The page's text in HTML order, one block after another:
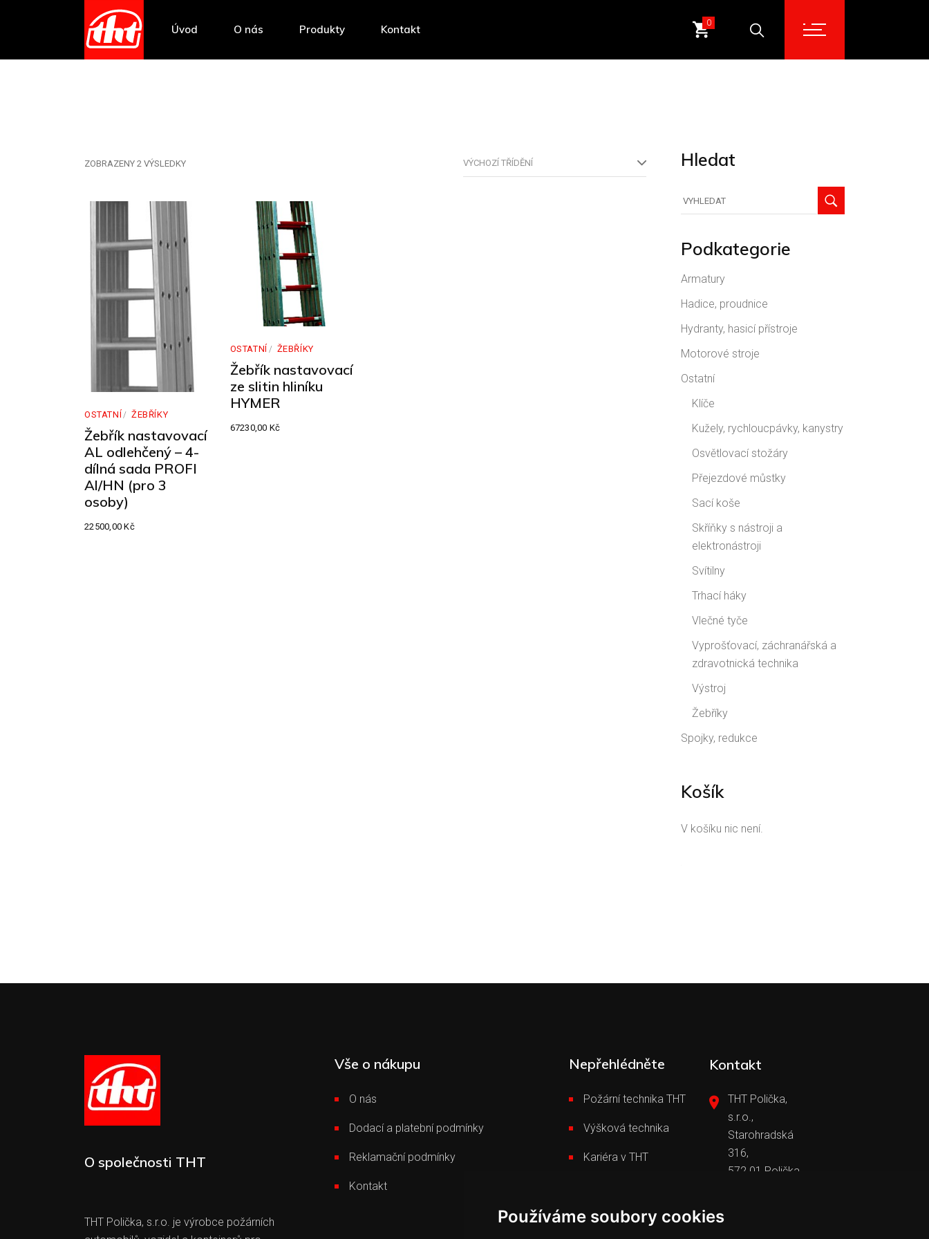
Používáme soubory cookies
Úvod O nás Produkty Kontakt 0
ZOBRAZENY 2 VÝSLEDKY VÝCHOZÍ TŘÍDĚNÍ
OSTATNÍ ŽEBŘÍKY
Žebřík nastavovací
AL odlehčený – 4-
dílná sada PROFI
Al/HN (pro 3
osoby)
22500,00Kč
OSTATNÍ ŽEBŘÍKY
Žebřík nastavovací
ze slitin hliníku
HYMER
67230,00 Kč
Hledat
Podkategorie
Armatury
Hadice, proudnice
Hydranty, hasicí přístroje
Motorové stroje
Ostatní
Klíče
Kužely, rychloucpávky, kanystry
Osvětlovací stožáry
Přejezdové můstky
Sací koše
Skříňky s nástroji a
elektronástroji
Svítilny
Trhací háky
Vlečné tyče
Vyprošťovací, záchranářská a
zdravotnická technika
Výstroj
Žebříky
Spojky, redukce
Košík
V košíku nic není.
O společnosti THT
THT Polička, s.r.o. je výrobce požárních
Vše o nákupu
O nás
Dodací a platební podmínky
Reklamační podmínky
Kontakt
Nepřehlédněte
Požární technika THT
Výšková technika
Kariéra v THT
Kontakt
THT Polička,
s.r.o.,
Starohradská
316,
572 01 Polička